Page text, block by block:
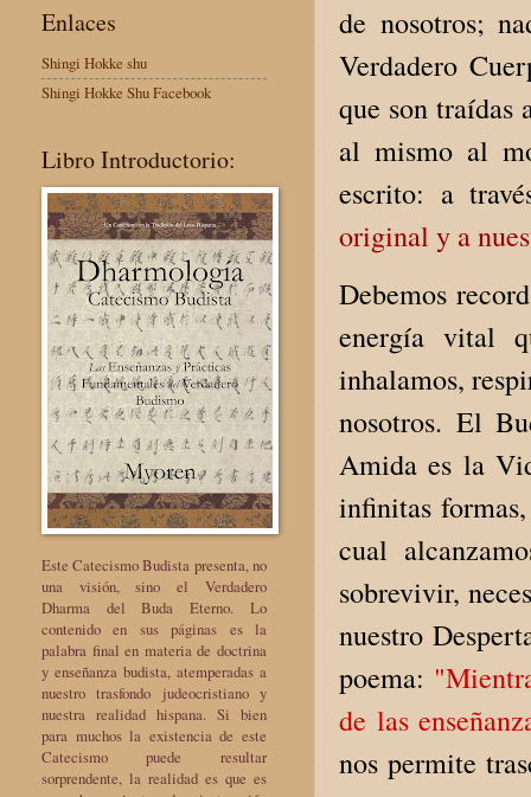
de nosotros;
Verdadero
que son traídas
al mismo al
escrito: a
original y a
Debemos
energía vital
inhalamos,
nosotros. El
Amida es la
infinitas
cual
sobrevivir,
nuestro
poema:
de las
nos permite
Enlaces
Shingi Hokke shu
Shingi Hokke Shu Facebook
Libro Introductorio:
Este Catecismo Budista presenta, no
una visión, sino el Verdadero
Dharma del Buda Eterno. Lo
contenido en sus páginas es la
palabra final en materia de doctrina
y enseñanza budista, atemperadas a
nuestro trasfondo judeocristiano y
nuestra realidad hispana. Si bien
para muchos la existencia de este
Catecismo puede resultar
sorprendente, la realidad es que es